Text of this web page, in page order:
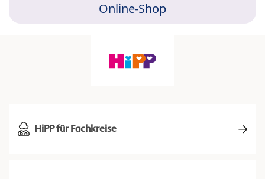
Online-Shop
HiPP für Fachkreise